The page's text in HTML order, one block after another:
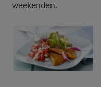
weekenden.